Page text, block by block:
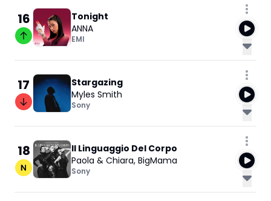
16
Tonight
ANNA
EMI
17
Stargazing
Myles Smith
Sony
18
Il Linguaggio Del Corpo
Paola & Chiara, BigMama
Sony